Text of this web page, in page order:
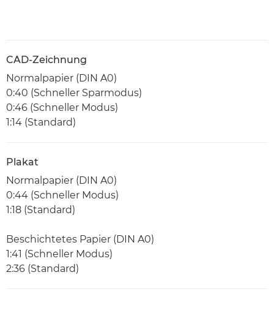
CAD-Zeichnung
Normalpapier (DIN A0)
0:40 (Schneller Sparmodus)
0:46 (Schneller Modus)
1:14 (Standard)
Plakat
Normalpapier (DIN A0)
0:44 (Schneller Modus)
1:18 (Standard)
Beschichtetes Papier (DIN A0)
1:41 (Schneller Modus)
2:36 (Standard)